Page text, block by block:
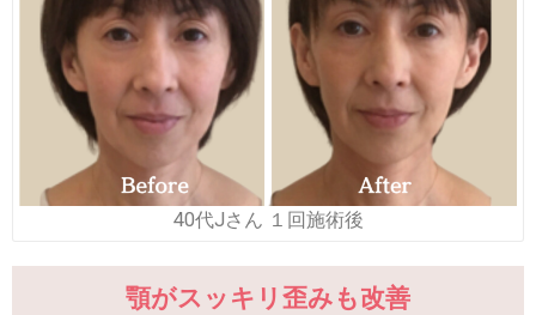
40代Jさん １回施術後
顎がスッキリ歪みも改善